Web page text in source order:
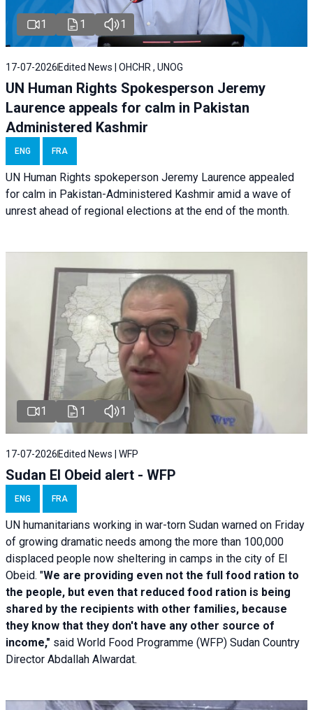
1 1 1
17-07-2026 Edited News | OHCHR , UNOG
UN Human Rights Spokesperson Jeremy
Laurence appeals for calm in Pakistan
Administered Kashmir
ENG FRA
UN Human Rights spokeperson Jeremy Laurence appealed
for calm in Pakistan-Administered Kashmir amid a wave of
unrest ahead of regional elections at the end of the month.
1 1 1
17-07-2026 Edited News | WFP
Sudan El Obeid alert - WFP
ENG FRA
UN humanitarians working in war-torn Sudan warned on Friday
of growing dramatic needs among the more than 100,000
displaced people now sheltering in camps in the city of El
Obeid. "We are providing even not the full food ration to
the people, but even that reduced food ration is being
shared by the recipients with other families, because
they know that they don't have any other source of
income," said World Food Programme (WFP) Sudan Country
Director Abdallah Alwardat.